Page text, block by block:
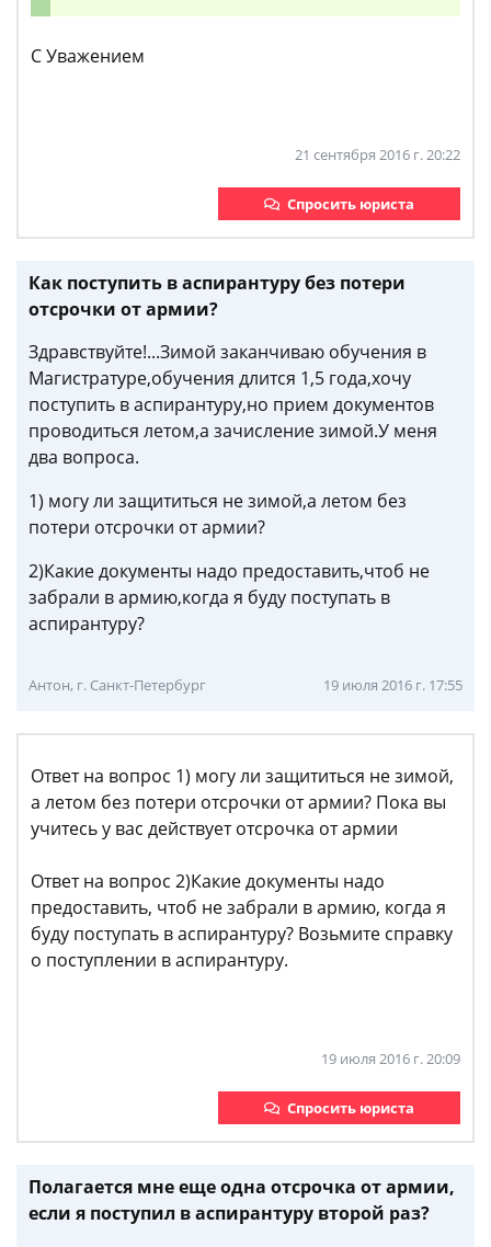
С Уважением
21 сентября 2016 г. 20:22
Спросить юриста
Как поступить в аспирантуру без потери
отсрочки от армии?
Здравствуйте!...Зимой заканчиваю обучения в
Магистратуре,обучения длится 1,5 года,хочу
поступить в аспирантуру,но прием документов
проводиться летом,а зачисление зимой.У меня
два вопроса.
1) могу ли защититься не зимой,а летом без
потери отсрочки от армии?
2)Какие документы надо предоставить,чтоб не
забрали в армию,когда я буду поступать в
аспирантуру?
Антон, г. Санкт-Петербург 19 июля 2016 г. 17:55
Ответ на вопрос 1) могу ли защититься не зимой,
а летом без потери отсрочки от армии? Пока вы
учитесь у вас действует отсрочка от армии
Ответ на вопрос 2)Какие документы надо
предоставить, чтоб не забрали в армию, когда я
буду поступать в аспирантуру? Возьмите справку
о поступлении в аспирантуру.
19 июля 2016 г. 20:09
Спросить юриста
Полагается мне еще одна отсрочка от армии,
если я поступил в аспирантуру второй раз?